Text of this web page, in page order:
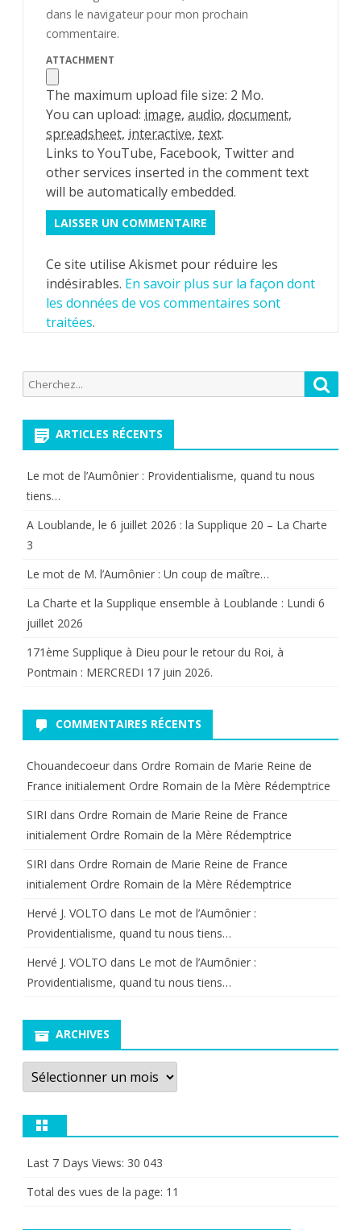
dans le navigateur pour mon prochain
commentaire.
ATTACHMENT
The maximum upload file size: 2 Mo.
You can upload: image, audio, document,
spreadsheet, interactive, text.
Links to YouTube, Facebook, Twitter and
other services inserted in the comment text
will be automatically embedded.
Ce site utilise Akismet pour réduire les
indésirables. En savoir plus sur la façon dont
les données de vos commentaires sont
traitées.
Recherche
pour:
ARTICLES RÉCENTS
Le mot de l’Aumônier : Providentialisme, quand tu nous
tiens…
A Loublande, le 6 juillet 2026 : la Supplique 20 – La Charte
3
Le mot de M. l’Aumônier : Un coup de maître…
La Charte et la Supplique ensemble à Loublande : Lundi 6
juillet 2026
171ème Supplique à Dieu pour le retour du Roi, à
Pontmain : MERCREDI 17 juin 2026.
COMMENTAIRES RÉCENTS
Chouandecoeur dans Ordre Romain de Marie Reine de
France initialement Ordre Romain de la Mère Rédemptrice
SIRI dans Ordre Romain de Marie Reine de France
initialement Ordre Romain de la Mère Rédemptrice
SIRI dans Ordre Romain de Marie Reine de France
initialement Ordre Romain de la Mère Rédemptrice
Hervé J. VOLTO dans Le mot de l’Aumônier :
Providentialisme, quand tu nous tiens…
Hervé J. VOLTO dans Le mot de l’Aumônier :
Providentialisme, quand tu nous tiens…
ARCHIVES
Archives
Last 7 Days Views: 30 043
Total des vues de la page: 11